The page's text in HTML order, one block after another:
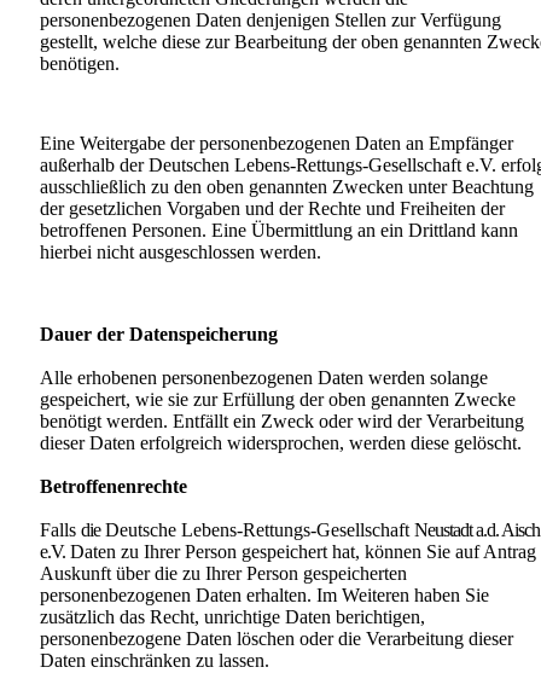
personenbezogenen Daten denjenigen Stellen zur Verfügung
gestellt, welche diese zurBearbeitung der oben genannten
benötigen.
Eine Weitergabe der personenbezogenen Daten an Empfänger
außerhalb der Deutschen Lebens-Rettungs-Gesellschaft e.V.
ausschließlich zu den oben genannten Zwecken unter Beachtung
der gesetzlichen Vorgaben und der Rechte und Freiheiten der
betroffenen Personen. Eine Übermittlung an ein Drittland kann
hierbei nicht ausgeschlossen werden.
Dauer der Datenspeicherung
Alle erhobenen personenbezogenen Daten werden solange
gespeichert, wie sie zur Erfüllung der oben genannten Zwecke
benötigt werden. Entfällt ein Zweck oder wird der Verarbeitung
dieser Daten erfolgreich widersprochen, werden diese gelöscht.
Betroffenenrechte
Falls die Deutsche Lebens-Rettungs-Gesellschaft Neustadt a.d. Aisch
e.V. Daten zu Ihrer Person gespeichert hat, können Sie auf Antrag
Auskunft über die zu Ihrer Person gespeicherten
personenbezogenen Daten erhalten. Im Weiteren haben Sie
zusätzlich das Recht, unrichtige Daten berichtigen,
personenbezogene Daten löschen oder die Verarbeitung dieser
Daten einschränken zu lassen.